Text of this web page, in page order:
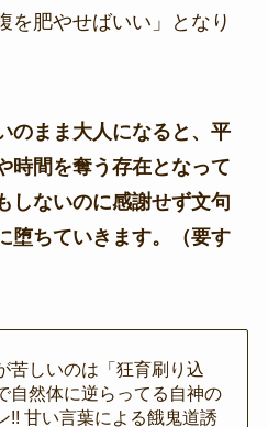
を肥やせばいい」となり
のまま大人になると、平
時間を奪う存在となって
しないのに感謝せず文句
堕ちていきます。（要す
苦しいのは「狂育刷り込
自然体に逆らってる自神の
!! 甘い言葉による餓鬼道誘